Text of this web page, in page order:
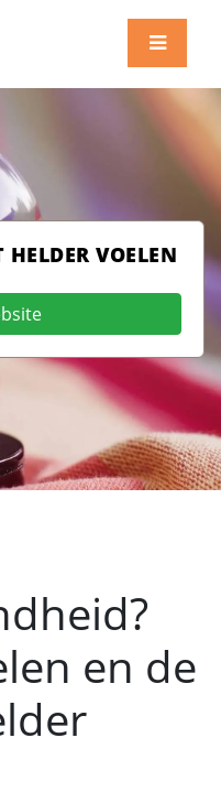
VOELEN
en de